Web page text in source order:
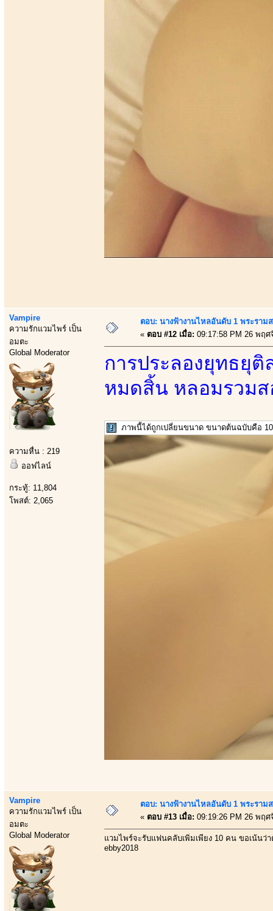
Vampire
ความรักแวมไพร์ เป็น
อมตะ
Global Moderator
ความหื่น : 219
ออฟไลน์
กระทู้: 11,804
โพสต์: 2,065
ตอบ: นางฟ้างานไหลอันดับ 1 พระราม
« ตอบ #12 เมื่อ: 09:17:58 PM 26 พฤ
การประลองยุทธยุ
หมดสิ้น หลอมรวมส
ภาพนี้ได้ถูกเปลี่ยนขนาด ขนาดต้นฉบับคือ
Vampire
ความรักแวมไพร์ เป็น
อมตะ
Global Moderator
ตอบ: นางฟ้างานไหลอันดับ 1 พระราม
« ตอบ #13 เมื่อ: 09:19:26 PM 26 พฤ
แวมไพร์จะรับแฟนคลับเพิ่มเพียง 10 คน ขอเน้นว่
ebby2018